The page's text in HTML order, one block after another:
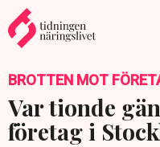
BROTTEN MOT
Var tionde
företag i